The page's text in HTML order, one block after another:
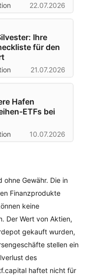
22.07.2026
Ihre
für den
21.07.2026
Hafen
ETFs bei
10.07.2026
ohne Gewähr. Die in
Finanzprodukte
keine
Der Wert von Aktien,
gekauft wurden,
stellen ein
des
haftet nicht für